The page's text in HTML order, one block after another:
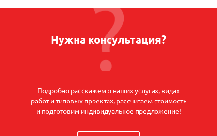
Нужна консультация?
Подробно расскажем о наших услугах, видах
работ и типовых проектах, рассчитаем стоимость
и подготовим индивидуальное предложение!